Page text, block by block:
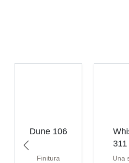
Dune 106
Finitura
Una